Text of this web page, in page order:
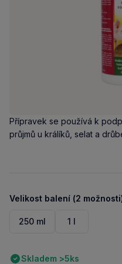
Přípravek se používá k
průjmů u králíků, selat a
Velikost balení (2
250 ml 1 l
Skladem >5ks